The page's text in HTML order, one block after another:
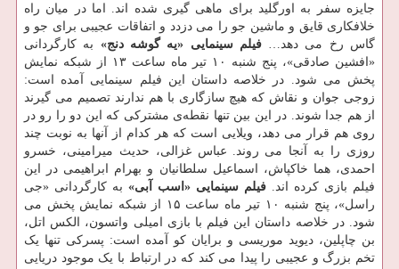
جایزه سفر به اورگلید برای ماهی گیری شده اند. اما در میان راه
خلافکاری قایق و ماشین جو را می دزدد و اتفاقات عجیبی برای جو و
گاس رخ می دهد…فیلم سینمایی «یه گوشه دنج» به کارگردانی
«افشین صادقی»، پنج شنبه ۱۰ تیر ماه ساعت ۱۳ از شبکه نمایش
پخش می شود. در خلاصه داستان این فیلم سینمایی آمده است:
زوجی جوان و نقاش که هیچ سازگاری با هم ندارند تصمیم می گیرند
از هم جدا شوند. در این بین تنها نقطه‌ی مشترکی که این دو را رو در
روی هم قرار می دهد، ویلایی است که هر کدام از آنها به نوبت چند
روزی را به آنجا می روند. عباس غزالی، حدیث میرامینی، خسرو
احمدی، هما خاکپاش، اسماعیل سلطانیان و بهرام ابراهیمی در این
فیلم بازی کرده اند. فیلم سینمایی «اسب آبی» به کارگردانی «جی
راسل»، پنج شنبه ۱۰ تیر ماه ساعت ۱۵ از شبکه نمایش پخش می
شود. در خلاصه داستان این فیلم با بازی امیلی واتسون، الکس اتل،
بن چاپلین، دیوید موریسی و برایان کو آمده است: پسرکی تنها یک
تخم بزرگ و عجیبی را پیدا می کند که در ارتباط با یک موجود دریایی